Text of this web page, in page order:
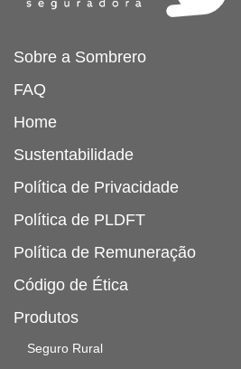
Sobre a Sombrero
FAQ
Home
Sustentabilidade
Política de Privacidade
Política de PLDFT
Política de Remuneração
Código de Ética
Produtos
Seguro Rural